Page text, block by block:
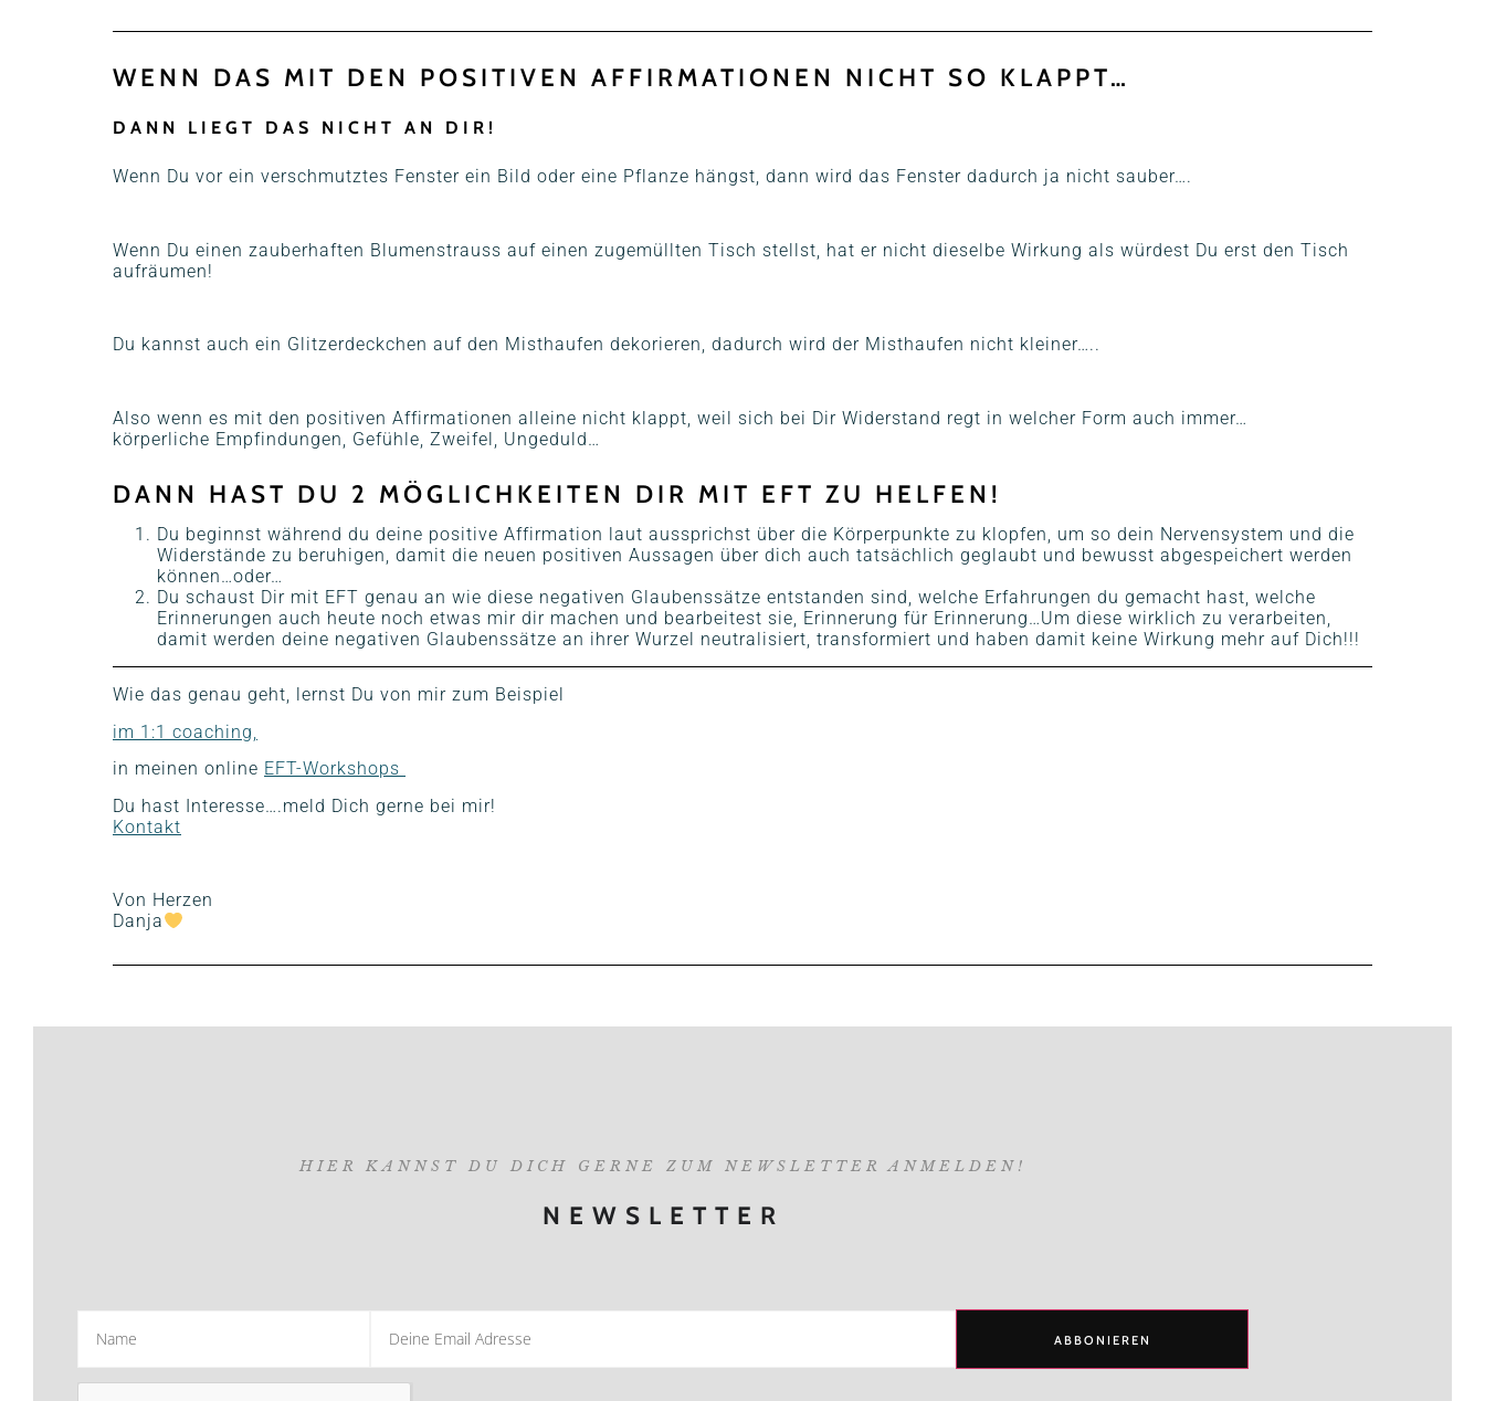
WENN DAS MIT DEN POSITIVEN AFFIRMATIONEN NICHT SO KLAPPT…
DANN LIEGT DAS NICHT AN DIR!
Wenn Du vor ein verschmutztes Fenster ein Bild oder eine Pflanze hängst, dann wird das Fenster dadurch ja nicht sauber….
Wenn Du einen zauberhaften Blumenstrauss auf einen zugemüllten Tisch stellst, hat er nicht dieselbe Wirkung als würdest Du erst den Tisch
aufräumen!
Du kannst auch ein Glitzerdeckchen auf den Misthaufen dekorieren, dadurch wird der Misthaufen nicht kleiner…..
Also wenn es mit den positiven Affirmationen alleine nicht klappt, weil sich bei Dir Widerstand regt in welcher Form auch immer…
körperliche Empfindungen, Gefühle, Zweifel, Ungeduld…
DANN HAST DU 2 MÖGLICHKEITEN DIR MIT EFT ZU HELFEN!
Du beginnst während du deine positive Affirmation laut aussprichst über die Körperpunkte zu klopfen, um so dein Nervensystem und die
Widerstände zu beruhigen, damit die neuen positiven Aussagen über dich auch tatsächlich geglaubt und bewusst abgespeichert werden
können…oder…
Du schaust Dir mit EFT genau an wie diese negativen Glaubenssätze entstanden sind, welche Erfahrungen du gemacht hast, welche
Erinnerungen auch heute noch etwas mir dir machen und bearbeitest sie, Erinnerung für Erinnerung…Um diese wirklich zu verarbeiten,
damit werden deine negativen Glaubenssätze an ihrer Wurzel neutralisiert, transformiert und haben damit keine Wirkung mehr auf Dich!!!
Wie das genau geht, lernst Du von mir zum Beispiel
im 1:1 coaching,
in meinen online EFT-Workshops
Du hast Interesse….meld Dich gerne bei mir!
Kontakt
Von Herzen
Danja
HIER KANNST DU DICH GERNE ZUM NEWSLETTER ANMELDEN!
NEWSLETTER
ABBONIEREN